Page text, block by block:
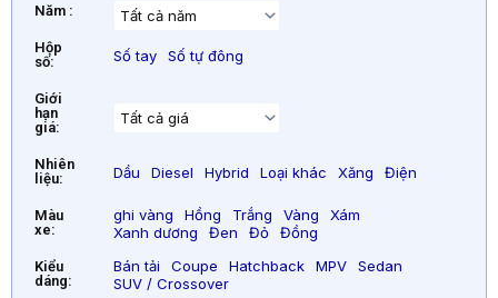
Năm :
Hộp
số:
Số tay Số tự đông
Giới
hạn
giá:
Nhiên
liệu:
Dầu Diesel Hybrid Loại khác Xăng Điện
Màu
xe:
ghi vàng Hồng Trắng Vàng
Xám
Xanh dương
Đen Đỏ Đồng
Kiểu
dáng:
Bán tải Coupe Hatchback MPV
Sedan
SUV / Crossover